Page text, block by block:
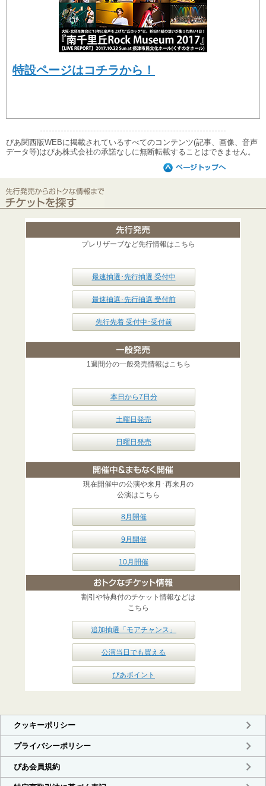
特設ページはコチラから！
ぴあ関西版WEBに掲載されているすべてのコンテンツ(記事、画像、音声
データ等)はぴあ株式会社の承諾なしに無断転載することはできません。
プレリザーブなど先行情報はこちら
最速抽選･先行抽選 受付中
最速抽選･先行抽選 受付前
先行先着 受付中･受付前
1週間分の一般発売情報はこちら
本日から7日分
土曜日発売
日曜日発売
現在開催中の公演や来月･再来月の
公演はこちら
8月開催
9月開催
10月開催
割引や特典付のチケット情報などは
こちら
追加抽選「モアチャンス」
公演当日でも買える
ぴあポイント